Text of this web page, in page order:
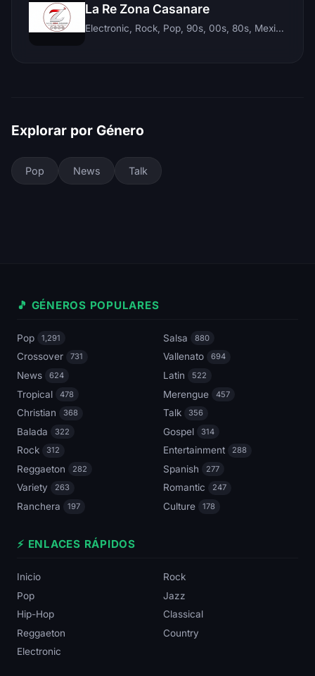
La Re Zona Casanare
Electronic, Rock, Pop, 90s, 00s, 80s, Mexican, Ranchera, Reggaeton, Instrumental, Salsa, Merengue, Tropical, Romantic, Vallenato, Llanera
Explorar por Género
Pop News Talk
🎵 GÉNEROS POPULARES
Pop 1,291 Salsa 880
Crossover 731 Vallenato 694
News 624 Latin 522
Tropical 478 Merengue 457
Christian 368 Talk 356
Balada 322 Gospel 314
Rock 312 Entertainment 288
Reggaeton 282 Spanish 277
Variety 263 Romantic 247
Ranchera 197 Culture 178
⚡ ENLACES RÁPIDOS
Inicio
Rock
Pop
Jazz
Hip-Hop
Classical
Reggaeton
Country
Electronic